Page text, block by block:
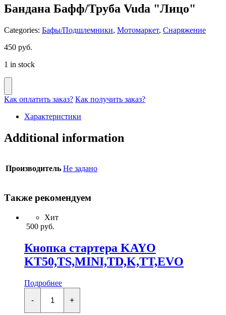
Бандана Бафф/Труба Vuda "Лицо"
Categories: Бафы/Подшлемники, Мотомаркет, Снаряжение
450 руб.
1 in stock
Как оплатить заказ? Как получить заказ?
Характеристики
Additional information
Производитель Не задано
Также рекомендуем
Хит
500 руб.
Кнопка стартера KAYO
KT50,TS,MINI,TD,K,TT,EVO
Подробнее
-
стартера+